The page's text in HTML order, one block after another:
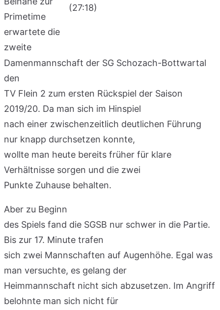
Primetime
erwartete die
zweite
Damenmannschaft der SG Schozach-Bottwartal
den
TV Flein 2 zum ersten Rückspiel der Saison
2019/20. Da man sich im Hinspiel
nach einer zwischenzeitlich deutlichen Führung
nur knapp durchsetzen konnte,
wollte man heute bereits früher für klare
Verhältnisse sorgen und die zwei
Punkte Zuhause behalten.
Aber zu Beginn
des Spiels fand die SGSB nur schwer in die Partie.
Bis zur 17. Minute trafen
sich zwei Mannschaften auf Augenhöhe. Egal was
man versuchte, es gelang der
Heimmannschaft nicht sich abzusetzen. Im Angriff
belohnte man sich nicht für